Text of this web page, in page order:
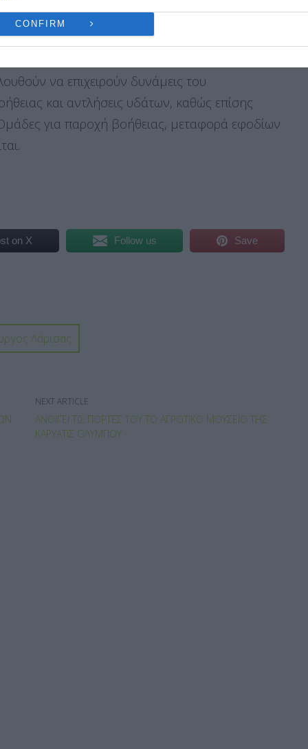
CONFIRM
όλα τα χωριά εκτός από το Κεραμίδι του Δήμου
να επιχειρούν δυνάμεις του
και αντλήσεις υδάτων, καθώς επίσης
για παροχή βοήθειας, μεταφορά εφοδίων
on X Follow us Save
Λάρισας
NEXT ARTICLE
ΑΝΟΊΓΕΙ ΤΙΣ ΠΌΡΤΕΣ ΤΟΥ ΤΟ ΑΓΡΟΤΙΚΌ ΜΟΥΣΕΊΟ ΤΗΣ
ΚΑΡΥΆΤΙΣ ΟΛΎΜΠΟΥ